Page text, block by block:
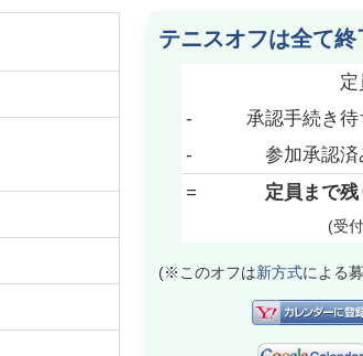
テニスオフは全て終
定
-
承認手続き待
-
参加承認済
=
定員まで残
(受
(※このオフは新方式による